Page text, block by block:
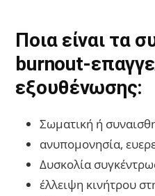
Ποια είναι τα
burnout-
εξουθένωσης:
Σωματική ή
ανυπομονησία,
Δυσκολία
έλλειψη κινήτρου